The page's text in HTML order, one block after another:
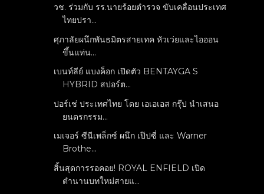
วช. ร่วมกับ รร.นายร้อยตำรวจ ขับเคลื่อนประเทศ
ไทยปรา...
ศุภาลัยผนึกพันธมิตรสายเทค หัวเว่ยและไอออน
ขึ้นแท่น...
เบนท์ลีย์ แบงค็อก เปิดตัว BENTAYGA S
HYBRID สปอร์ต...
ปอร์เช่ ประเทศไทย โดย เอเอเอส กรุ๊ป นำเสนอ
ยนตรกรรม...
เมเจอร์ ซีนีเพล็กซ์ ผนึก เป๊ปซี่ และ Warner
Brothe...
สิ้นสุดการรอคอย! ROYAL ENFIELD เปิด
ตำนานบทใหม่สายแ...